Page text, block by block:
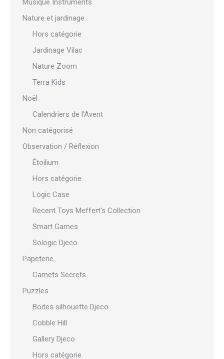
Musique Instruments
Nature et jardinage
Hors catégorie
Jardinage Vilac
Nature Zoom
Terra Kids
Noël
Calendriers de l'Avent
Non catégorisé
Observation / Réflexion
Étoilium
Hors catégorie
Logic Case
Recent Toys Meffert's Collection
Smart Games
Sologic Djeco
Papeterie
Carnets Secrets
Puzzles
Boites silhouette Djeco
Cobble Hill
Gallery Djeco
Hors catégorie